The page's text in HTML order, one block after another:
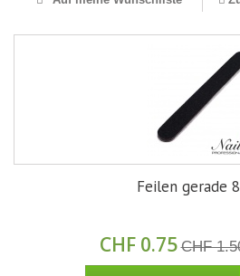
Feilen gerade
CHF 0.75 CHF